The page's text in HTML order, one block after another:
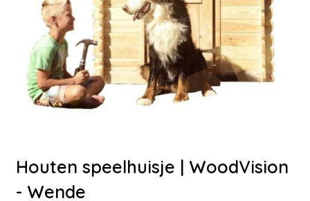
Houten speelhuisje | WoodVision
- Wende